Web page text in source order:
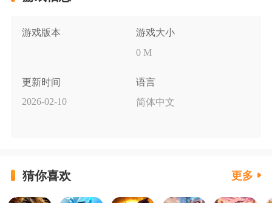
游戏版本
游戏大小
0 M
更新时间
2026-02-10
语言
简体中文
猜你喜欢 更多